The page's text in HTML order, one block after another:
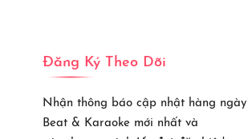
Đăng Ký Theo Dõi
Nhận thông báo cập nhật hàng ngày
Beat & Karaoke mới nhất và